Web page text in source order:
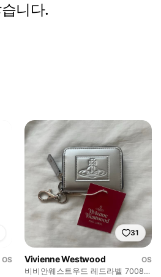
니다.
OS
31
Vivienne Westwood
OS
비비안웨스트우드 레드라벨 7008